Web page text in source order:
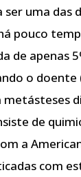
uma das
pouco
de apenas
o doente
de
a
com